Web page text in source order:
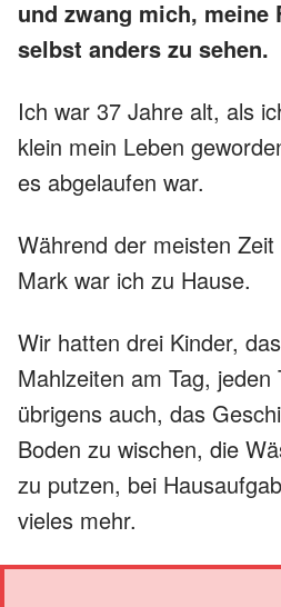
und zwang mich, meine
selbst anders zu sehen.
Ich war 37 Jahre alt, als
klein mein Leben
es abgelaufen war.
Während der meisten
Mark war ich zu Hause.
Wir hatten drei Kinder,
Mahlzeiten am Tag,
übrigens auch, das
Boden zu wischen, die
zu putzen, bei
vieles mehr.